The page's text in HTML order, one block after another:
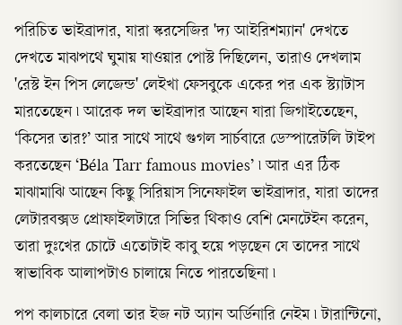
পরিচিত ভাইব্রাদার, যারা স্করসেজির 'দ্য আইরিশম্যান' দেখতে
দেখতে মাঝপথে ঘুমায় যাওয়ার পোস্ট দিছিলেন, তারাও দেখলাম
'রেস্ট ইন পিস লেজেন্ড' লেইখা ফেসবুকে একের পর এক স্ট্যাটাস
মারতেছেন ৷ আরেক দল ভাইব্রাদার আছেন যারা জিগাইতেছেন,
‘কিসের তার?’ আর সাথে সাথে গুগল সার্চবারে ডেস্পারেটলি টাইপ
করতেছেন ‘Béla Tarr famous movies’ ৷ আর এর ঠিক
মাঝামাঝি আছেন কিছু সিরিয়াস সিনেফাইল ভাইব্রাদার, যারা তাদের
লেটারবক্সড প্রোফাইলটারে সিভির থিকাও বেশি মেনটেইন করেন,
তারা দুঃখের চোটে এতোটাই কাবু হয়ে পড়ছেন যে তাদের সাথে
স্বাভাবিক আলাপটাও চালায়ে নিতে পারতেছিনা ৷
পপ কালচারে বেলা তার ইজ নট অ্যান অর্ডিনারি নেইম ৷ টারান্টিনো,